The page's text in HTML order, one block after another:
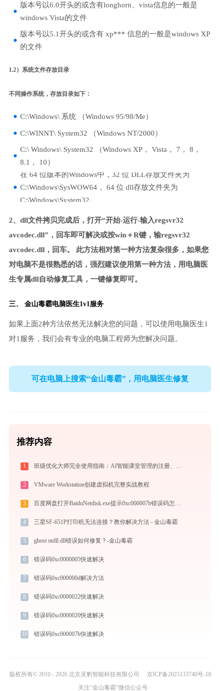
版本号以6.0开头的或含有longhorn、vista信息的一般是
windows Vista的文件
版本号以5.1开头的或含有 xp*** 信息的一般是windows XP
的文件
1.2）系统文件存放目录
不同操作系统，存放目录如下：
C:\Windows\ 系统 （Windows 95/98/Me）
C:\WINNT\ System32 （Windows NT/2000）
C:\ Windows\ System32 （Windows XP， Vista， 7， 8，
8.1， 10）
在 64 位版本的Windows中，32 位 DLL存放文件夹为
C:\Windows\SysWOW64， 64 位 dll存放文件夹为
C:\Windows\System32。
2、dll文件拷贝完成后，打开“开始-运行-输入regsvr32
avcodec.dll”，回车即可解决或按win＋R键，输regsvr32
avcodec.dll，回车。 此方法相对第一种方法复杂很多，如果您
对电脑不是很熟悉的话，强烈建议使用第一种方法，用电脑医
生专属dll自动修复工具，一键修复即可。
三、 金山毒霸电脑医生1v1服务
如果上面2种方法依然无法解决您的问题，可以使用电脑医生1
对1服务，我们会有专业的电脑工程师为您解决问题。
可在电脑上搜索“金山毒霸”，用电脑医生修复
推荐内容
1 班级优化大师完全使用指南：AI智能课堂管理的注册、实操与效率提升全攻略（2026最新）
2 VMware Workstation创建虚拟机完整实战教程
3 百度网盘打开BaiduNetdisk.exe提示0xc000007b错误码怎么办
4 三星SF-651P打印机无法连接？教你解决方法 - 金山毒霸
5 ghost ntdll.dll错误如何修复？-金山毒霸
6 错误码0xc0000005快速解决
7 错误码0xc000000d解决方法
8 错误码0xc0000022快速解决
9 错误码0xc0000020快速解决
10 错误码0xc000007b快速解决
版权所有© 2010 - 2026 北京灵豹智能科技有限公司
京ICP备2025133740号-18
关注“金山毒霸”微信公众号